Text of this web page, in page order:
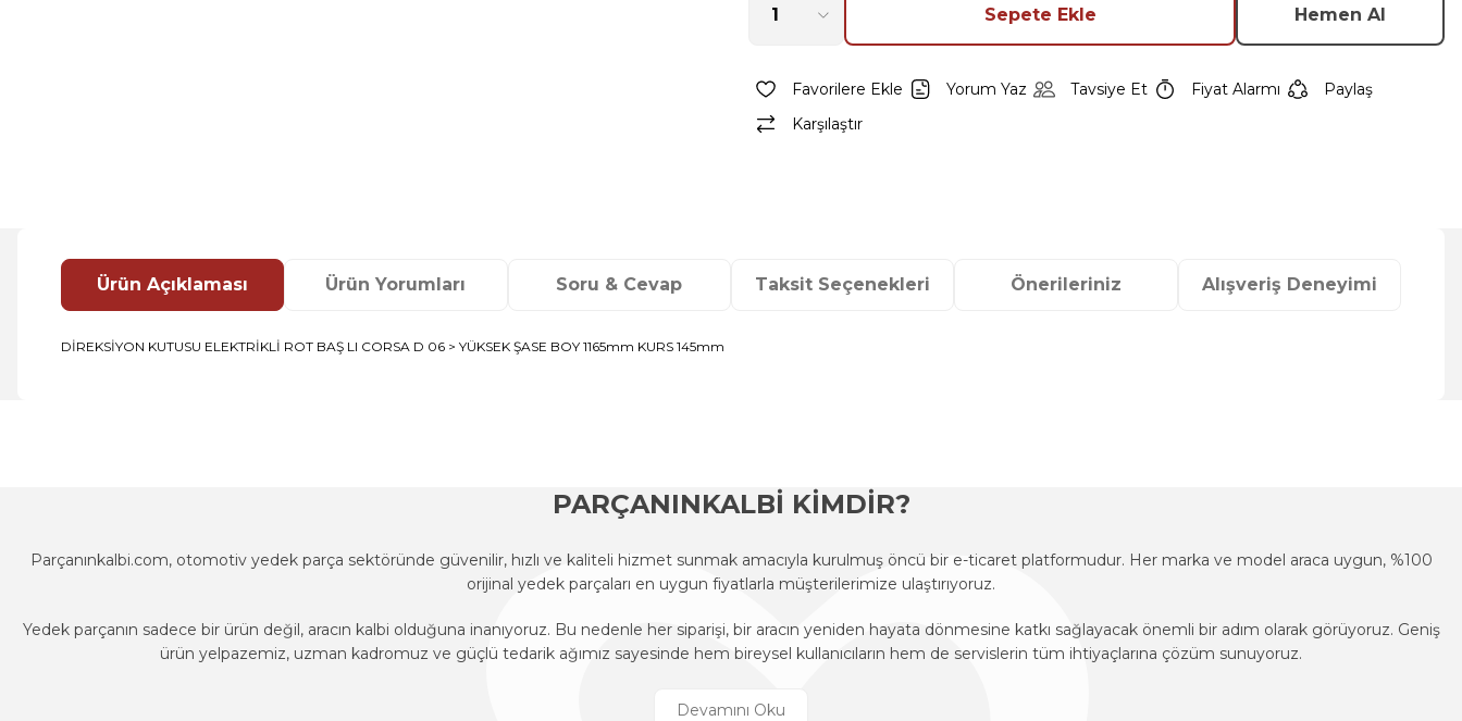
Sepete Ekle Hemen Al
Yorum Yaz Tavsiye Et Fiyat Alarmı
Paylaş
Karşılaştır
Ürün Açıklaması Ürün Yorumları Soru & Cevap Taksit Seçenekleri Önerileriniz Alışveriş Deneyimi
DİREKSİYON KUTUSU ELEKTRİKLİ ROT BAŞ LI CORSA D 06 > YÜKSEK ŞASE BOY 1165mm KURS 145mm
Yorum Yaz
Soru Sor
Ürün fiyatı diğer sitelerden daha pahalı.
Deneyimini Paylaş
PARÇANINKALBİ KİMDİR?
Parçanınkalbi.com, otomotiv yedek parça sektöründe güvenilir, hızlı ve kaliteli hizmet sunmak amacıyla kurulmuş öncü bir e-ticaret platformudur. Her marka ve model araca uygun, %100
orijinal yedek parçaları en uygun fiyatlarla müşterilerimize ulaştırıyoruz.
Yedek parçanın sadece bir ürün değil, aracın kalbi olduğuna inanıyoruz. Bu nedenle her siparişi, bir aracın yeniden hayata dönmesine katkı sağlayacak önemli bir adım olarak görüyoruz. Geniş
ürün yelpazemiz, uzman kadromuz ve güçlü tedarik ağımız sayesinde hem bireysel kullanıcıların hem de servislerin tüm ihtiyaçlarına çözüm sunuyoruz.
Parçanınkalbi.com, otomotiv yedek parça sektöründe güvenilir, hızlı ve kaliteli hizmet sunmak amacıyla kurulmuş öncü bir e-ticaret platformudur. Her marka ve model araca uygun, %100